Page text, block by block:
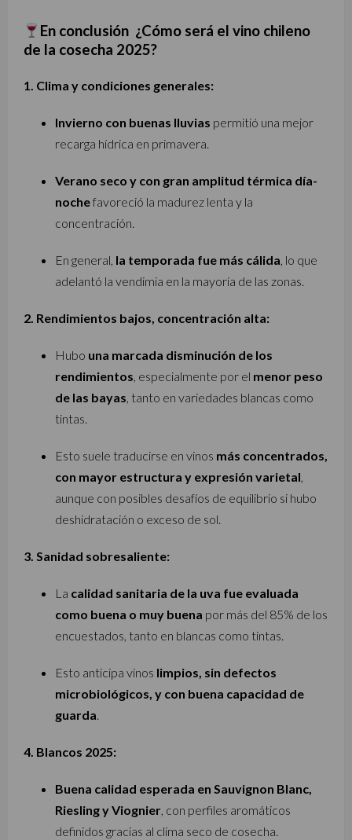
En conclusión ¿Cómo será el vino chileno
de la cosecha 2025?
1. Clima y condiciones generales:
Invierno con buenas lluvias permitió una mejor
recarga hídrica en primavera.
Verano seco y con gran amplitud térmica día-
nochefavoreció la madurez lenta y la
concentración.
En general, la temporada fue más cálida, lo que
adelantó la vendimia en la mayoría de las zonas.
2. Rendimientos bajos, concentración alta:
Hubo una marcada disminución de los
rendimientos, especialmente por el menor peso
de las bayas, tanto en variedades blancas como
tintas.
Esto suele traducirse en vinos más concentrados,
con mayor estructura y expresión varietal,
aunque con posibles desafíos de equilibrio si hubo
deshidratación o exceso de sol.
3. Sanidad sobresaliente:
La calidad sanitaria de la uva fue evaluada
como buena o muy buena por más del 85% de los
encuestados, tanto en blancas como tintas.
Esto anticipa vinos limpios, sin defectos
microbiológicos, y con buena capacidad de
guarda.
4. Blancos 2025:
Buena calidad esperada en Sauvignon Blanc,
Riesling y Viognier, con perfiles aromáticos
definidos gracias al clima seco de cosecha.